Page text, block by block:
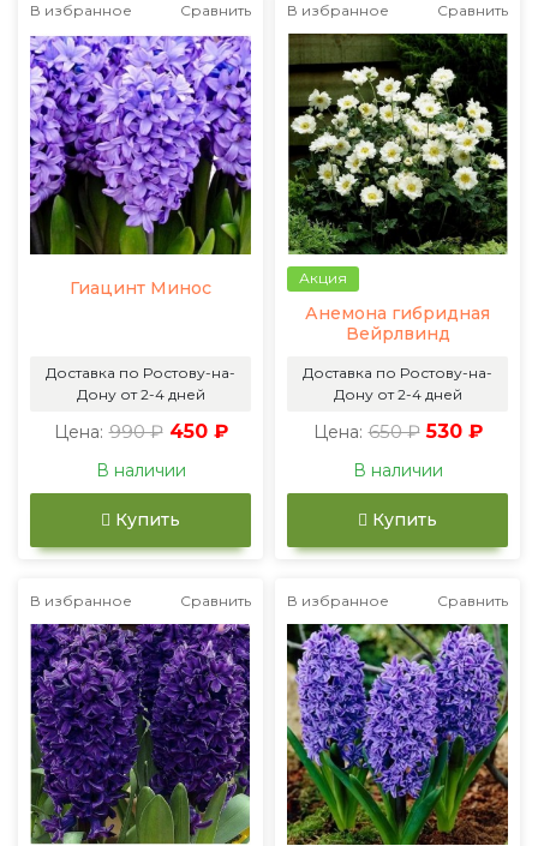
В избранное Сравнить
Гиацинт Минос
Доставка по Ростову-на-
Дону от 2-4 дней
Цена: 990 ₽ 450 ₽
В наличии
Купить
В избранное Сравнить
Акция
Анемона гибридная
Вейрлвинд
Доставка по Ростову-на-
Дону от 2-4 дней
Цена: 650 ₽ 530 ₽
В наличии
Купить
В избранное Сравнить В избранное Сравнить